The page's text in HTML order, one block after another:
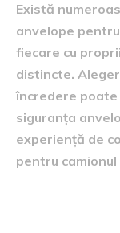
Există
anvelope
fiecare cu
distincte.
încredere
siguranța
experiență de
pentru camionul